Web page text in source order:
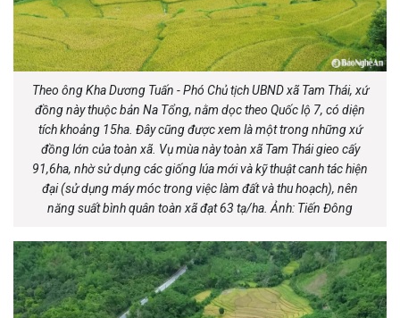
Theo ông Kha Dương Tuấn - Phó Chủ tịch UBND xã Tam Thái, xứ
đồng này thuộc bản Na Tổng, nằm dọc theo Quốc lộ 7, có diện
tích khoảng 15ha. Đây cũng được xem là một trong những xứ
đồng lớn của toàn xã. Vụ mùa này toàn xã Tam Thái gieo cấy
91,6ha, nhờ sử dụng các giống lúa mới và kỹ thuật canh tác hiện
đại (sử dụng máy móc trong việc làm đất và thu hoạch), nên
năng suất bình quân toàn xã đạt 63 tạ/ha. Ảnh: Tiến Đông